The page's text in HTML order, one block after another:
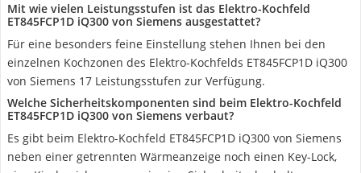
Mit wie vielen Leistungsstufen ist das Elektro-Kochfeld
ET845FCP1D iQ300 von Siemens ausgestattet?
Für eine besonders feine Einstellung stehen Ihnen bei den
einzelnen Kochzonen des Elektro-Kochfelds ET845FCP1D iQ300
von Siemens 17 Leistungsstufen zur Verfügung.
Welche Sicherheitskomponenten sind beim Elektro-Kochfeld
ET845FCP1D iQ300 von Siemens verbaut?
Es gibt beim Elektro-Kochfeld ET845FCP1D iQ300 von Siemens
neben einer getrennten Wärmeanzeige noch einen Key-Lock,